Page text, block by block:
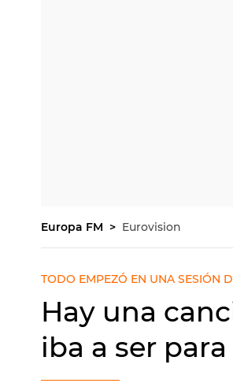
Europa FM Eurovision
TODO EMPEZÓ EN UNA SESIÓN
Hay una
iba a ser